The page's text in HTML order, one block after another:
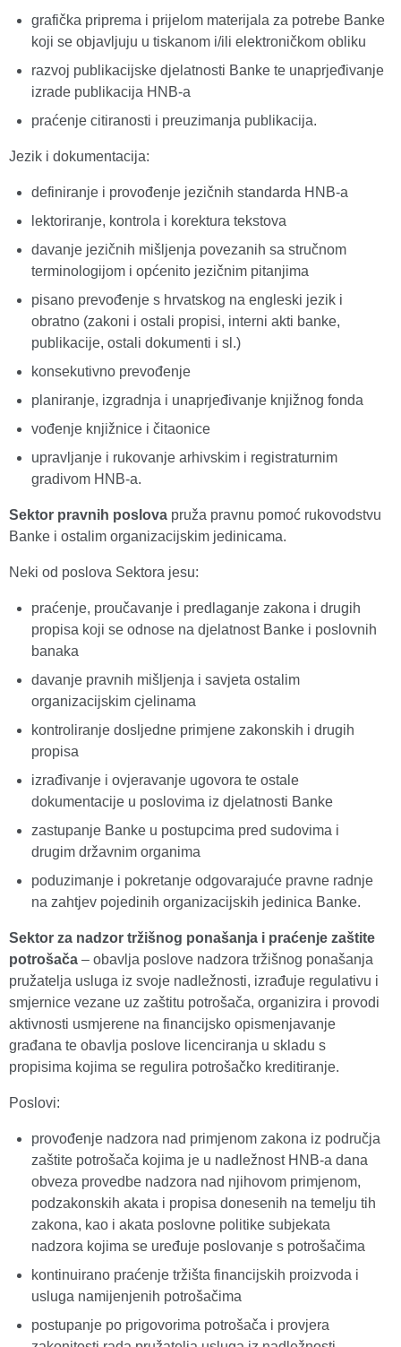
grafička priprema i prijelom materijala za potrebe Banke
koji se objavljuju u tiskanom i/ili elektroničkom obliku
razvoj publikacijske djelatnosti Banke te unaprjeđivanje
izrade publikacija HNB-a
praćenje citiranosti i preuzimanja publikacija.
Jezik i dokumentacija:
definiranje i provođenje jezičnih standarda HNB-a
lektoriranje, kontrola i korektura tekstova
davanje jezičnih mišljenja povezanih sa stručnom
terminologijom i općenito jezičnim pitanjima
pisano prevođenje s hrvatskog na engleski jezik i
obratno (zakoni i ostali propisi, interni akti banke,
publikacije, ostali dokumenti i sl.)
konsekutivno prevođenje
planiranje, izgradnja i unaprjeđivanje knjižnog fonda
vođenje knjižnice i čitaonice
upravljanje i rukovanje arhivskim i registraturnim
gradivom HNB-a.
Sektor pravnih poslova pruža pravnu pomoć rukovodstvu
Banke i ostalim organizacijskim jedinicama.
Neki od poslova Sektora jesu:
praćenje, proučavanje i predlaganje zakona i drugih
propisa koji se odnose na djelatnost Banke i poslovnih
banaka
davanje pravnih mišljenja i savjeta ostalim
organizacijskim cjelinama
kontroliranje dosljedne primjene zakonskih i drugih
propisa
izrađivanje i ovjeravanje ugovora te ostale
dokumentacije u poslovima iz djelatnosti Banke
zastupanje Banke u postupcima pred sudovima i
drugim državnim organima
poduzimanje i pokretanje odgovarajuće pravne radnje
na zahtjev pojedinih organizacijskih jedinica Banke.
Sektor za nadzor tržišnog ponašanja i praćenje zaštite
potrošača – obavlja poslove nadzora tržišnog ponašanja
pružatelja usluga iz svoje nadležnosti, izrađuje regulativu i
smjernice vezane uz zaštitu potrošača, organizira i provodi
aktivnosti usmjerene na financijsko opismenjavanje
građana te obavlja poslove licenciranja u skladu s
propisima kojima se regulira potrošačko kreditiranje.
Poslovi:
provođenje nadzora nad primjenom zakona iz područja
zaštite potrošača kojima je u nadležnost HNB-a dana
obveza provedbe nadzora nad njihovom primjenom,
podzakonskih akata i propisa donesenih na temelju tih
zakona, kao i akata poslovne politike subjekata
nadzora kojima se uređuje poslovanje s potrošačima
kontinuirano praćenje tržišta financijskih proizvoda i
usluga namijenjenih potrošačima
postupanje po prigovorima potrošača i provjera